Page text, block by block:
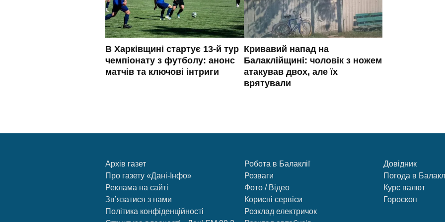
В Харківщині стартує 13-й тур
чемпіонату з футболу: анонс
матчів та ключові інтриги
Кривавий напад на
Балаклійщині: чоловік з ножем
атакував двох, але їх
врятували
Архів газет
Про газету «Дані-Інфо»
Реклама на сайті
Зв’язатися з нами
Політика конфіденційності
Робота в Балаклії
Розваги
Фото / Відео
Корисні сервіси
Розклад електричок
Довідник
Погода в
Курс валют
Гороскоп